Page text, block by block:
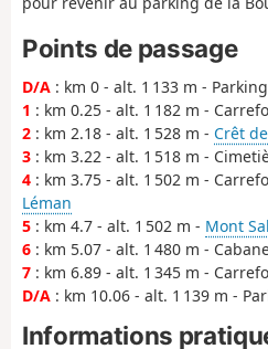
Points de passage
D/A : km 0 - alt. 1 133 m -
1 : km 0.25 - alt. 1 182 m -
2 : km 2.18 - alt. 1 528 m - Crêt
3 : km 3.22 - alt. 1 518 m -
4 : km 3.75 - alt. 1 502 m -
Léman
5 : km 4.7 - alt. 1 502 m - Mont
6 : km 5.07 - alt. 1 480 m -
7 : km 6.89 - alt. 1 345 m -
D/A : km 10.06 - alt. 1 139 m -
Informations